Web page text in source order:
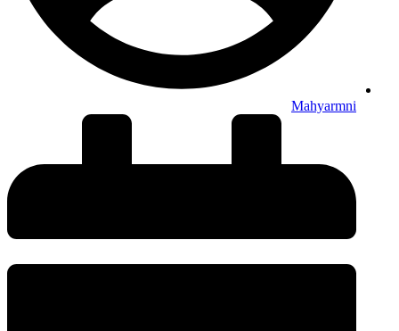
Mahyarmni